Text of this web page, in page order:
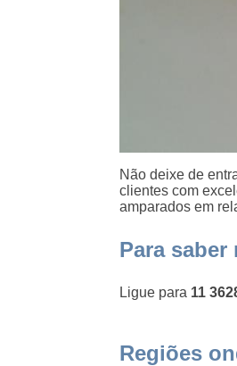
Não deixe de
clientes com
amparados em
Para saber
Ligue para 11
Regiões